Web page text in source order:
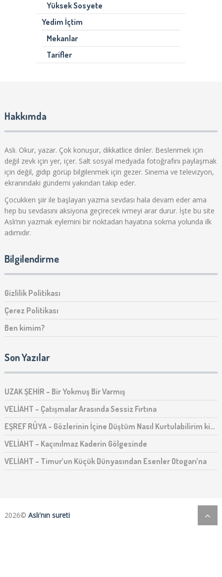
Yüksek Sosyete
Yedim İçtim
Mekanlar
Tarifler
Hakkımda
Aslı. Okur, yazar. Çok konuşur, dikkatlice dinler. Beslenmek için
değil zevk için yer, içer. Salt sosyal medyada fotoğrafını paylaşmak
için değil, gidip görüp bilgilenmek için gezer. Sinema ve televizyon,
ekranındaki gündemi yakından takip eder.
Çocukken şiir ile başlayan yazma sevdası hala devam eder ama
hep bu sevdasını aksiyona geçirecek ivmeyi arar durur. İşte bu site
Aslı‘nın yazmak eylemini bir noktadan hayatına sokma yolunda ilk
adımıdır.
Bilgilendirme
Gizlilik Politikası
Çerez Politikası
Ben kimim?
Son Yazılar
UZAK ŞEHİR – Bir Yokmuş Bir Varmış
VELİAHT – Çatışmalar Arasında Sessiz Fırtına
EŞREF RÜYA – Gözlerinin İçine Düştüm Nasıl Kurtulabilirim ki…
VELİAHT – Kaçınılmaz Kaderin Gölgesinde
VELİAHT – Timur’un Küçük Dünyasından Esenler Otogarı’na
2026© Aslı'nın sureti